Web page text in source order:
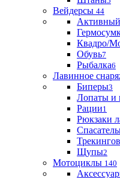
Вейдерсы 44
Квадро/
Обувь7
Рыбалка6
Лавинное
Биперы3
Лопаты и
Рации1
Рюкзаки
Щупы2
Мотоциклы 140